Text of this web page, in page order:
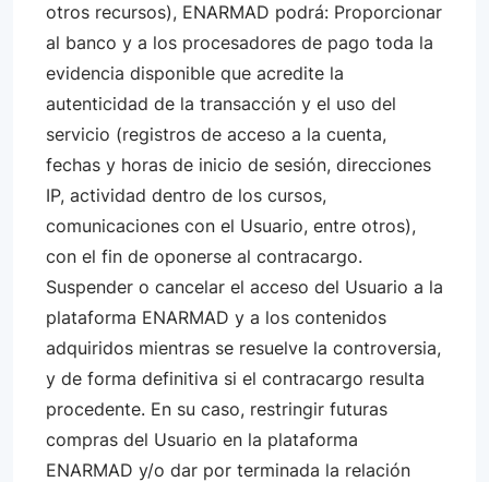
otros recursos), ENARMAD podrá: Proporcionar
al banco y a los procesadores de pago toda la
evidencia disponible que acredite la
autenticidad de la transacción y el uso del
servicio (registros de acceso a la cuenta,
fechas y horas de inicio de sesión, direcciones
IP, actividad dentro de los cursos,
comunicaciones con el Usuario, entre otros),
con el fin de oponerse al contracargo.
Suspender o cancelar el acceso del Usuario a la
plataforma ENARMAD y a los contenidos
adquiridos mientras se resuelve la controversia,
y de forma definitiva si el contracargo resulta
procedente. En su caso, restringir futuras
compras del Usuario en la plataforma
ENARMAD y/o dar por terminada la relación